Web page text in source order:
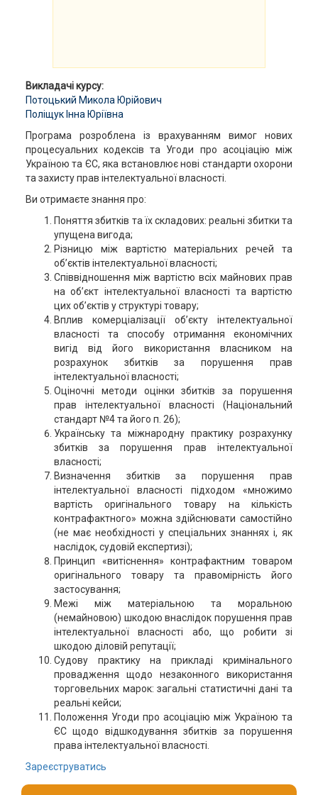
Викладачі курсу:
Потоцький Микола Юрійович
Поліщук Інна Юріївна
Програма розроблена із врахуванням вимог нових
процесуальних кодексів та Угоди про асоціацію між
Україною та ЄС, яка встановлює нові стандарти охорони
та захисту прав інтелектуальної власності.
Ви отримаєте знання про:
Поняття збитків та їх складових: реальні збитки та
упущена вигода;
Різницю між вартістю матеріальних речей та
об’єктів інтелектуальної власності;
Співвідношення між вартістю всіх майнових прав
на об’єкт інтелектуальної власності та вартістю
цих об’єктів у структурі товару;
Вплив комерціалізації об’єкту інтелектуальної
власності та способу отримання економічних
вигід від його використання власником на
розрахунок збитків за порушення прав
інтелектуальної власності;
Оціночні методи оцінки збитків за порушення
прав інтелектуальної власності (Національний
стандарт №4 та його п. 26);
Українську та міжнародну практику розрахунку
збитків за порушення прав інтелектуальної
власності;
Визначення збитків за порушення прав
інтелектуальної власності підходом «множимо
вартість оригінального товару на кількість
контрафактного» можна здійснювати самостійно
(не має необхідності у спеціальних знаннях і, як
наслідок, судовій експертизі);
Принцип «витіснення» контрафактним товаром
оригінального товару та правомірність його
застосування;
Межі між матеріальною та моральною
(немайновою) шкодою внаслідок порушення прав
інтелектуальної власності або, що робити зі
шкодою діловій репутації;
Судову практику на прикладі кримінального
провадження щодо незаконного використання
торговельних марок: загальні статистичні дані та
реальні кейси;
Положення Угоди про асоціацію між Україною та
ЄС щодо відшкодування збитків за порушення
права інтелектуальної власності.
Зареєструватись